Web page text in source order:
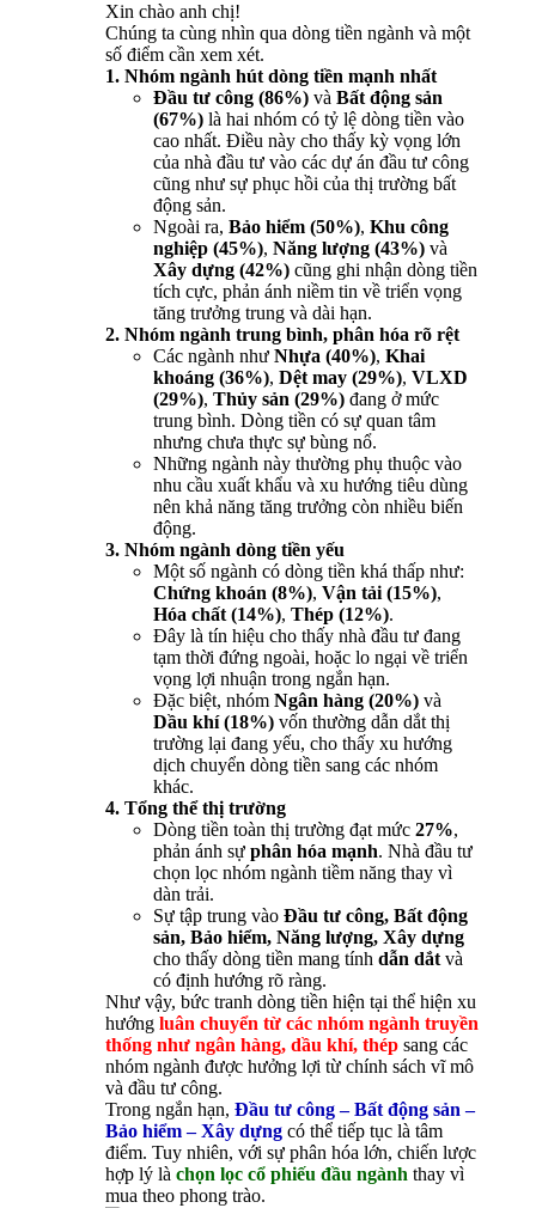
Xin chào anh chị!
Chúng ta cùng nhìn qua dòng tiền ngành và một
số điểm cần xem xét.
1. Nhóm ngành hút dòng tiền mạnh nhất
Đầu tư công (86%) và Bất động sản
(67%) là hai nhóm có tỷ lệ dòng tiền vào
cao nhất. Điều này cho thấy kỳ vọng lớn
của nhà đầu tư vào các dự án đầu tư công
cũng như sự phục hồi của thị trường bất
động sản.
Ngoài ra, Bảo hiểm (50%), Khu công
nghiệp (45%), Năng lượng (43%) và
Xây dựng (42%) cũng ghi nhận dòng tiền
tích cực, phản ánh niềm tin về triển vọng
tăng trưởng trung và dài hạn.
2. Nhóm ngành trung bình, phân hóa rõ rệt
Các ngành như Nhựa (40%), Khai
khoáng (36%), Dệt may (29%), VLXD
(29%), Thủy sản (29%) đang ở mức
trung bình. Dòng tiền có sự quan tâm
nhưng chưa thực sự bùng nổ.
Những ngành này thường phụ thuộc vào
nhu cầu xuất khẩu và xu hướng tiêu dùng
nên khả năng tăng trưởng còn nhiều biến
động.
3. Nhóm ngành dòng tiền yếu
Một số ngành có dòng tiền khá thấp như:
Chứng khoán (8%), Vận tải (15%),
Hóa chất (14%), Thép (12%).
Đây là tín hiệu cho thấy nhà đầu tư đang
tạm thời đứng ngoài, hoặc lo ngại về triển
vọng lợi nhuận trong ngắn hạn.
Đặc biệt, nhóm Ngân hàng (20%) và
Dầu khí (18%) vốn thường dẫn dắt thị
trường lại đang yếu, cho thấy xu hướng
dịch chuyển dòng tiền sang các nhóm
khác.
4. Tổng thể thị trường
Dòng tiền toàn thị trường đạt mức 27%,
phản ánh sự phân hóa mạnh. Nhà đầu tư
chọn lọc nhóm ngành tiềm năng thay vì
dàn trải.
Sự tập trung vào Đầu tư công, Bất động
sản, Bảo hiểm, Năng lượng, Xây dựng
cho thấy dòng tiền mang tính dẫn dắt và
có định hướng rõ ràng.
Như vậy, bức tranh dòng tiền hiện tại thể hiện xu
hướng luân chuyển từ các nhóm ngành truyền
thống như ngân hàng, dầu khí, thép sang các
nhóm ngành được hưởng lợi từ chính sách vĩ mô
và đầu tư công.
Trong ngắn hạn, Đầu tư công – Bất động sản –
Bảo hiểm – Xây dựng có thể tiếp tục là tâm
điểm. Tuy nhiên, với sự phân hóa lớn, chiến lược
hợp lý là chọn lọc cổ phiếu đầu ngành thay vì
mua theo phong trào.